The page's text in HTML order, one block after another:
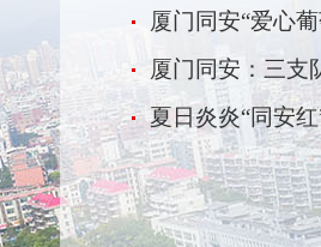
厦门同安“爱心
厦门同安：三支
夏日炎炎“同安